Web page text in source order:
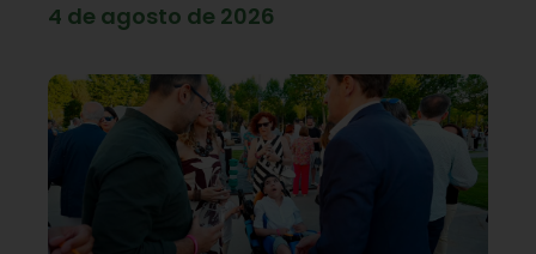
4 de agosto de 2026